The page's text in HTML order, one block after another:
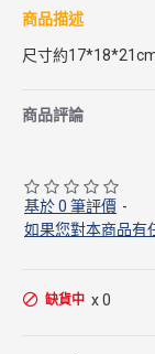
商品描述
尺寸約
商品評論
基於 0 筆評價 -
如果您對本商品有
缺貨中 x 0